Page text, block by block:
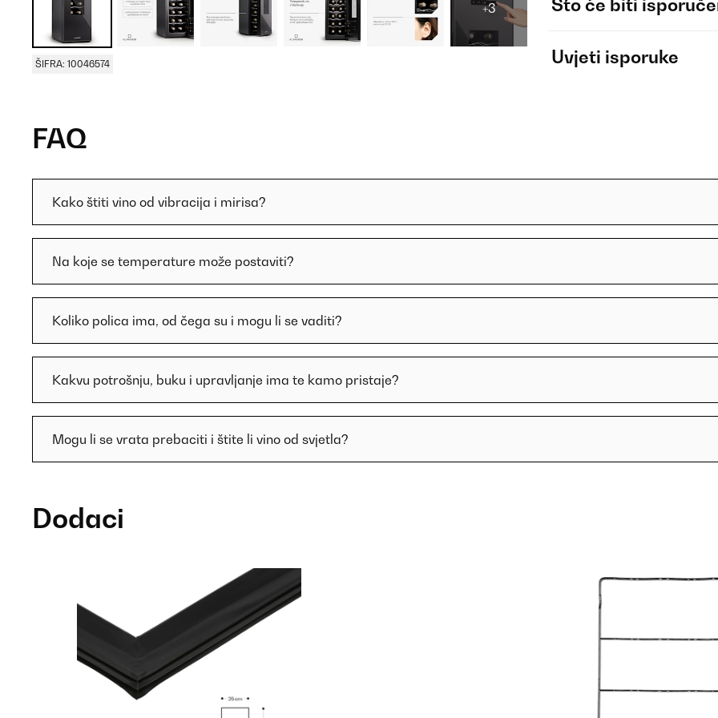
+3
ŠIFRA: 10046574
Što će biti
Uvjeti isporuke
FAQ
Kako štiti vino od vibracija i mirisa?
Na koje se temperature može postaviti?
Koliko polica ima, od čega su i mogu li se vaditi?
Kakvu potrošnju, buku i upravljanje ima te kamo pristaje?
Mogu li se vrata prebaciti i štite li vino od svjetla?
Dodaci